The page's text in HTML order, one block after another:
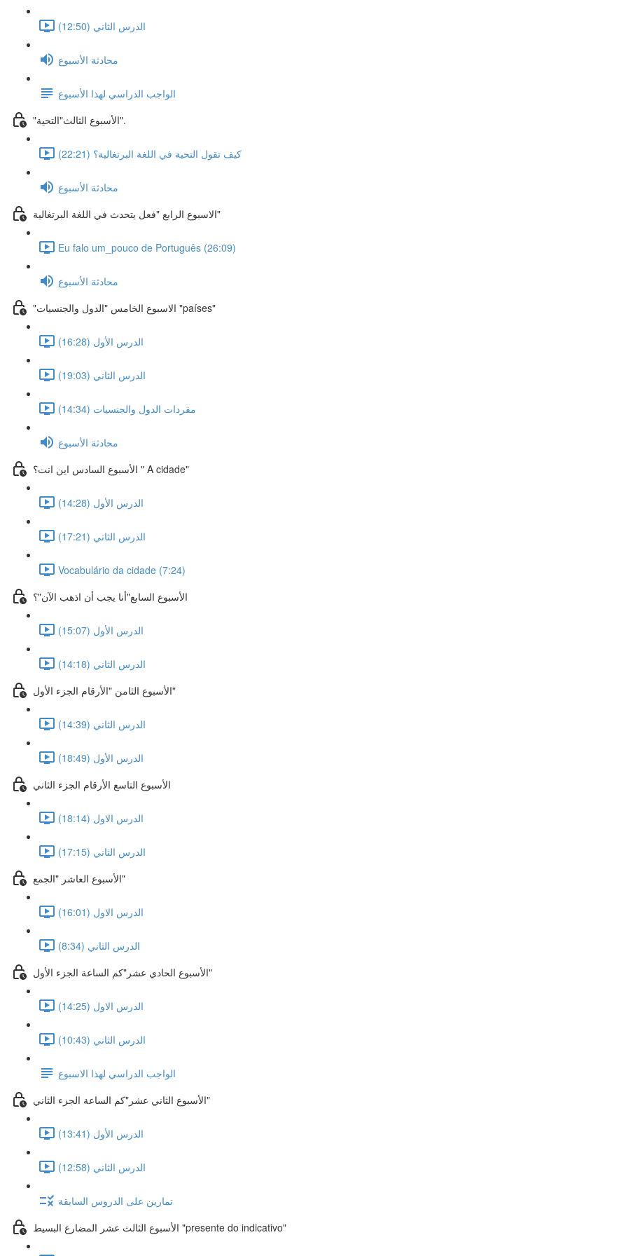
الدرس الثاني (12:50)
محادثة الأسبوع
الواجب الدراسي لهذا الأسبوع
"الأسبوع الثالث"التحية".
كيف تقول التحية في اللغة البرتغالية؟ (22:21)
محادثة الأسبوع
الاسبوع الرابع "فعل يتحدث في اللغة البرتغالية"
Eu falo um_pouco de Português (26:09)
محادثة الأسبوع
"الاسبوع الخامس "الدول والجنسيات "países"
الدرس الأول (16:28)
الدرس الثاني (19:03)
مفردات الدول والجنسيات (14:34)
محادثة الأسبوع
الأسبوع السادس اين انت؟ " A cidade"
الدرس الأول (14:28)
الدرس الثاني (17:21)
Vocabulário da cidade (7:24)
الأسبوع السابع"أنا يجب أن اذهب الآن"؟
الدرس الأول (15:07)
الدرس الثاني (14:18)
الأسبوع الثامن "الأرقام الجزء الأول"
الدرس الثاني (14:39)
الدرس الأول (18:49)
الأسبوع التاسع الأرقام الجزء الثاني
الدرس الاول (18:14)
الدرس الثاني (17:15)
الأسبوع العاشر "الجمع"
الدرس الاول (16:01)
الدرس الثاني (8:34)
الأسبوع الحادي عشر"كم الساعة الجزء الأول"
الدرس الاول (14:25)
الدرس الثاني (10:43)
الواجب الدراسي لهذا الاسبوع
الأسبوع الثاني عشر"كم الساعة الجزء الثاني"
الدرس الأول (13:41)
الدرس الثاني (12:58)
تمارين على الدروس السابقة
الأسبوع الثالث عشر المضارع البسيط "presente do indicativo"